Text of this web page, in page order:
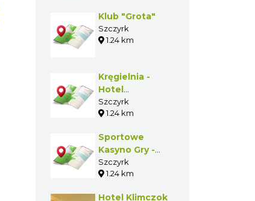
Klub "Grota"
Szczyrk
1.24 km
Kręgielnia -
Hotel
"Klimczok"
Szczyrk
1.24 km
Sportowe
Kasyno Gry -
Hotel
"Klimczok"
Szczyrk
1.24 km
Hotel Klimczok